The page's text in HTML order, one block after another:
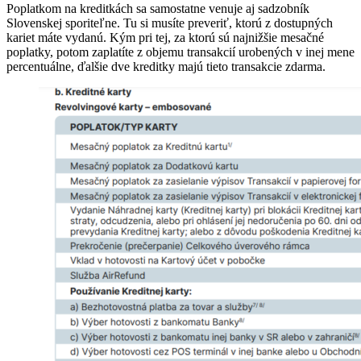
Poplatkom na kreditkách sa samostatne venuje aj sadzobník
Slovenskej sporiteľne. Tu si musíte preveriť, ktorú z dostupných
kariet máte vydanú. Kým pri tej, za ktorú sú najnižšie mesačné
poplatky, potom zaplatíte z objemu transakcií urobených v inej mene
percentuálne, ďalšie dve kreditky majú tieto transakcie zdarma.